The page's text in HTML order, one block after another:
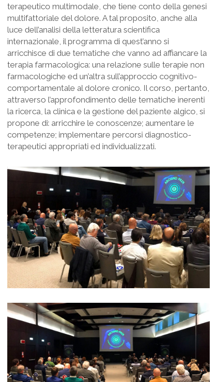
terapeutico multimodale, che tiene conto della genesi
multifattoriale del dolore. A tal proposito, anche alla
luce dell’analisi della letteratura scientifica
internazionale, il programma di quest’anno si
arricchisce di due tematiche che vanno ad affiancare la
terapia farmacologica: una relazione sulle terapie non
farmacologiche ed un’altra sull’approccio cognitivo-
comportamentale al dolore cronico. Il corso, pertanto,
attraverso l’approfondimento delle tematiche inerenti
la ricerca, la clinica e la gestione del paziente algico, si
propone di: arricchire le conoscenze; aumentare le
competenze; implementare percorsi diagnostico-
terapeutici appropriati ed individualizzati.